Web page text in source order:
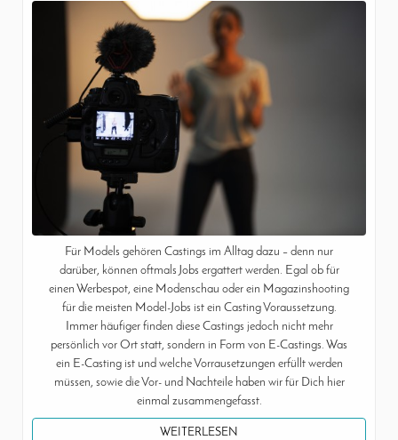
Für Models gehören Castings im Alltag dazu – denn nur
darüber, können oftmals Jobs ergattert werden. Egal ob für
einen Werbespot, eine Modenschau oder ein Magazinshooting
für die meisten Model-Jobs ist ein Casting Voraussetzung.
Immer häufiger finden diese Castings jedoch nicht mehr
persönlich vor Ort statt, sondern in Form von E-Castings. Was
ein E-Casting ist und welche Vorrausetzungen erfüllt werden
müssen, sowie die Vor- und Nachteile haben wir für Dich hier
einmal zusammengefasst.
WEITERLESEN